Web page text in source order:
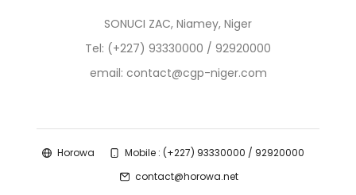
SONUCI ZAC, Niamey, Niger
Tel: (+227) 93330000 / 92920000
email: contact@cgp-niger.com
Horowa
Mobile : (+227) 93330000 / 92920000
contact@horowa.net